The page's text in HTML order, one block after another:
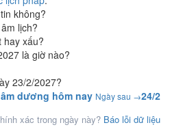
không?
lịch?
hay xấu?
là giờ nào?
23/2/2027?
dương hôm nay Ngày sau →24/2
xác trong ngày này? Báo lỗi dữ liệu